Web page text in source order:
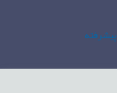
پیشرفته